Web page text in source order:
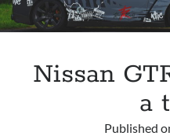
Nissan
a
Published